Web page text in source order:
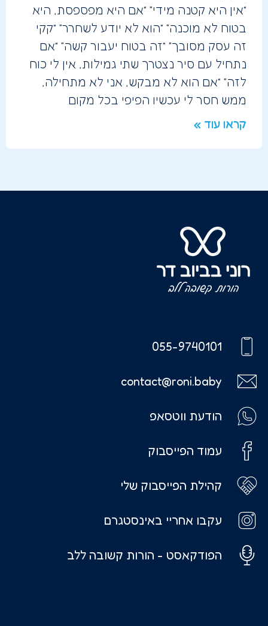
“אין היא קטנה מידי” “אם היא מפספסת, היא
בטוח לא מוכנה” “הוא לא יודע לשחרר” “קקי
זה עסק מסובך” “זה בטוח יעבור קשה” “אם
נתחיל עם סיר נצטרך שתי גמילות, אין לי כוח
לזה” “אם הוא לא מבקש, אני לא מתחילה,
ממש חסר לי עכשיו הפיפי בכל מקום
קראו עוד »
055-9740101
contact@roni.baby
הודעת ווטסאפ
עמוד הפייסבוק
קהילת הפייסבוק שלי
עקבו אחריי באינסטגרם
הפודקאסט - הורות קשובה ללב